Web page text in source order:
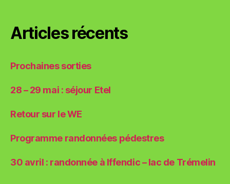
Articles récents
Prochaines sorties
28 – 29 mai : séjour Etel
Retour sur le WE
Programme randonnées pédestres
30 avril : randonnée à Iffendic – lac de Trémelin